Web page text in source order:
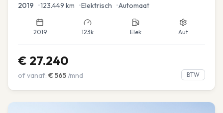
2019 •123.449 km •Elektrisch •Automaat
2019 123k Elek Aut
€ 27.240
of vanaf: € 565/mnd BTW